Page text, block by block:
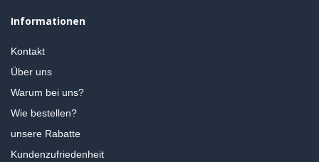
Informationen
Kontakt
Über uns
Warum bei uns?
Wie bestellen?
unsere Rabatte
Kundenzufriedenheit